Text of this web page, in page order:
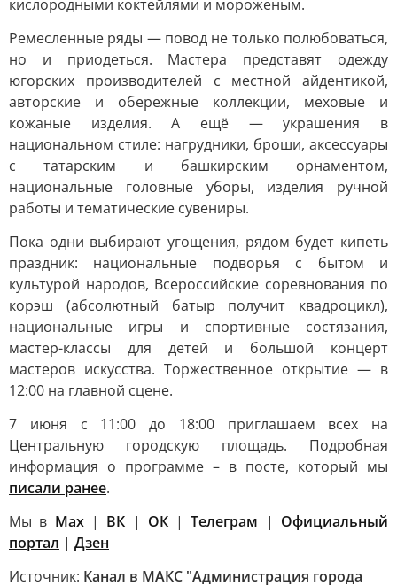
кислородными коктейлями и мороженым.
Ремесленные ряды — повод не только полюбоваться,
но и приодеться. Мастера представят одежду
югорских производителей с местной айдентикой,
авторские и обережные коллекции, меховые и
кожаные изделия. А ещё — украшения в
национальном стиле: нагрудники, броши, аксессуары
с татарским и башкирским орнаментом,
национальные головные уборы, изделия ручной
работы и тематические сувениры.
Пока одни выбирают угощения, рядом будет кипеть
праздник: национальные подворья с бытом и
культурой народов, Всероссийские соревнования по
корэш (абсолютный батыр получит квадроцикл),
национальные игры и спортивные состязания,
мастер-классы для детей и большой концерт
мастеров искусства. Торжественное открытие — в
12:00 на главной сцене.
7 июня с 11:00 до 18:00 приглашаем всех на
Центральную городскую площадь. Подробная
информация о программе – в посте, который мы
писали ранее.
Мы в Max| ВК | ОК|Телеграм | Официальный
портал | Дзен
Источник: Канал в МАКС "Администрация города